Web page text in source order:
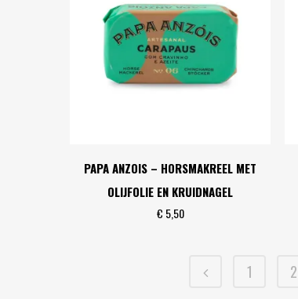
PAPA ANZOIS – HORSMAKREEL MET
OLIJFOLIE EN KRUIDNAGEL
€ 5,50
1 2